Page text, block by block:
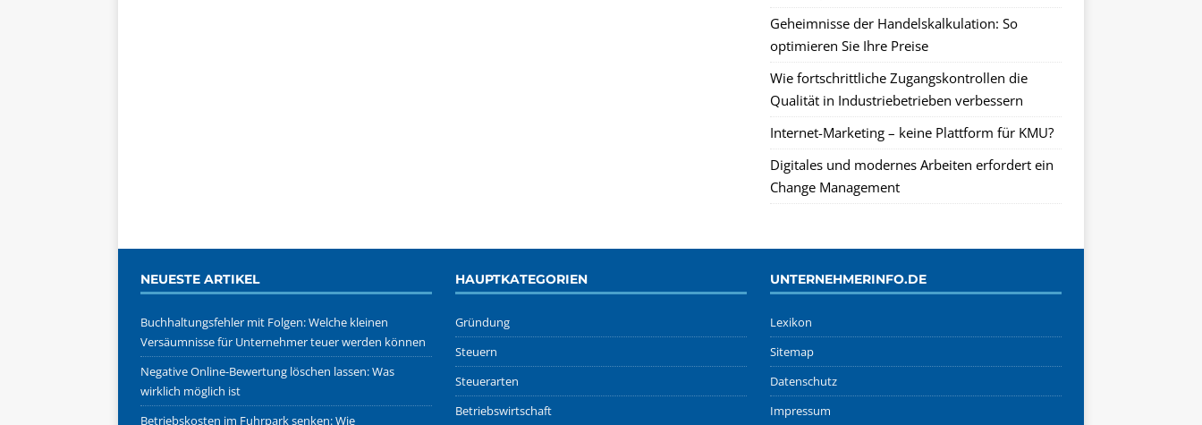
Geheimnisse der Handelskalkulation: So
optimieren Sie Ihre Preise
Wie fortschrittliche Zugangskontrollen die
Qualität in Industriebetrieben verbessern
Internet-Marketing – keine Plattform für KMU?
Digitales und modernes Arbeiten erfordert ein
Change Management
NEUESTE ARTIKEL
Buchhaltungsfehler mit Folgen: Welche kleinen
Versäumnisse für Unternehmer teuer werden können
Negative Online-Bewertung löschen lassen: Was
wirklich möglich ist
Betriebskosten im Fuhrpark senken: Wie
HAUPTKATEGORIEN
Gründung
Steuern
Steuerarten
Betriebswirtschaft
UNTERNEHMERINFO.DE
Lexikon
Sitemap
Datenschutz
Impressum